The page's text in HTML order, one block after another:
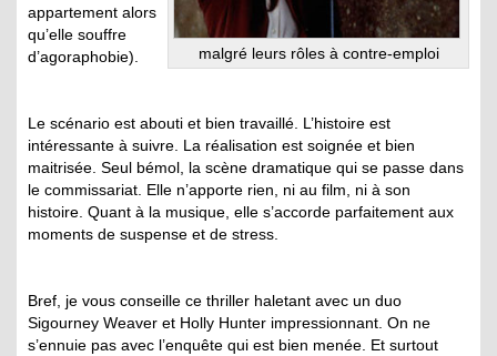
malgré leurs rôles à contre-emploi
appartement alors
qu’elle souffre
d’agoraphobie).
Le scénario est abouti et bien travaillé. L’histoire est
intéressante à suivre. La réalisation est soignée et bien
maitrisée. Seul bémol, la scène dramatique qui se passe dans
le commissariat. Elle n’apporte rien, ni au film, ni à son
histoire. Quant à la musique, elle s’accorde parfaitement aux
moments de suspense et de stress.
Bref, je vous conseille ce thriller haletant avec un duo
Sigourney Weaver et Holly Hunter impressionnant. On ne
s’ennuie pas avec l’enquête qui est bien menée. Et surtout